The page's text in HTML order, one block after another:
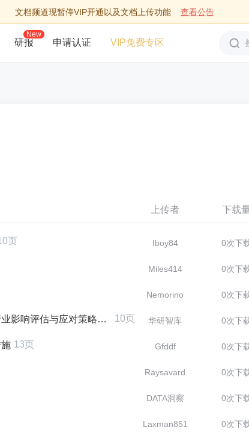
文档频道现暂停VIP开通以及文档上传功能 查看公告
研报
New
申请认证 VIP免费专区
上传者 下载
页 Iboy84 0次下
Miles414 0次下
Nemorino 0次下
估与应对策略研究报告 10页 华研智库 0次下
13页 Gfddf 0次下
Raysavard 0次下
DATA洞察 0次下
Laxman851 0次下